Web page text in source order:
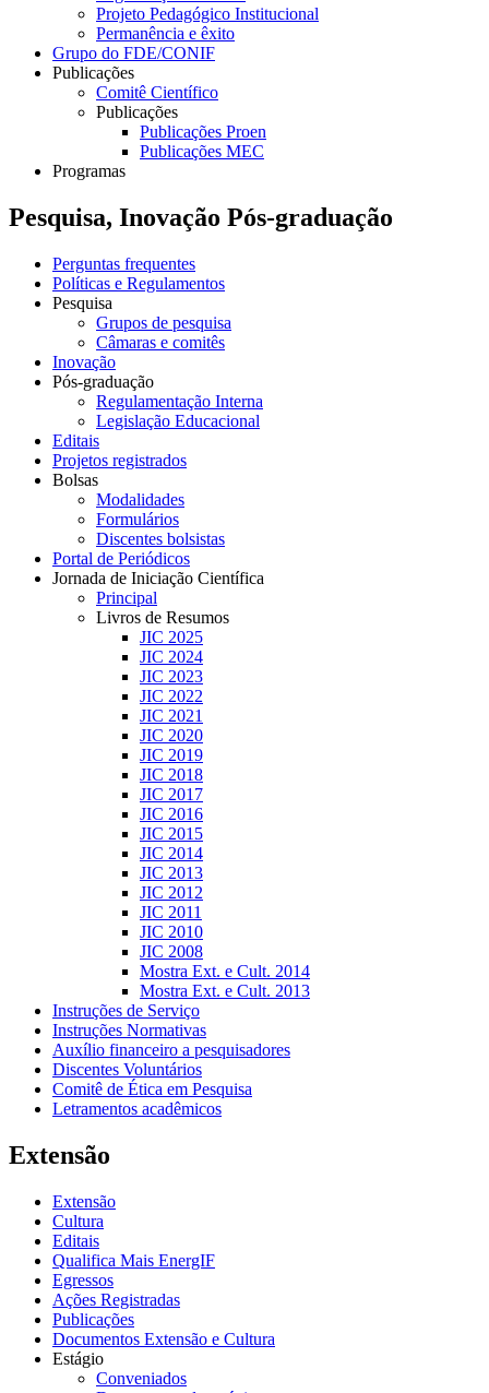
Projeto Pedagógico Institucional
Permanência e êxito
Grupo do FDE/CONIF
Publicações
Comitê Científico
Publicações
Publicações Proen
Publicações MEC
Programas
Pesquisa, Inovação Pós-graduação
Perguntas frequentes
Políticas e Regulamentos
Pesquisa
Grupos de pesquisa
Câmaras e comitês
Inovação
Pós-graduação
Regulamentação Interna
Legislação Educacional
Editais
Projetos registrados
Bolsas
Modalidades
Formulários
Discentes bolsistas
Portal de Periódicos
Jornada de Iniciação Científica
Principal
Livros de Resumos
JIC 2025
JIC 2024
JIC 2023
JIC 2022
JIC 2021
JIC 2020
JIC 2019
JIC 2018
JIC 2017
JIC 2016
JIC 2015
JIC 2014
JIC 2013
JIC 2012
JIC 2011
JIC 2010
JIC 2008
Mostra Ext. e Cult. 2014
Mostra Ext. e Cult. 2013
Instruções de Serviço
Instruções Normativas
Auxílio financeiro a pesquisadores
Discentes Voluntários
Comitê de Ética em Pesquisa
Letramentos acadêmicos
Extensão
Extensão
Cultura
Editais
Qualifica Mais EnergIF
Egressos
Ações Registradas
Publicações
Documentos Extensão e Cultura
Estágio
Conveniados